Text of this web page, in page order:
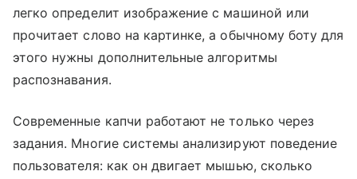
легко определит изображение с машиной или
прочитает слово на картинке, а обычному боту для
этого нужны дополнительные алгоритмы
распознавания.
Современные капчи работают не только через
задания. Многие системы анализируют поведение
пользователя: как он двигает мышью, сколько